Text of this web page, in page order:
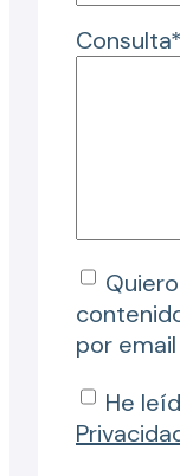
Consulta*
por email
He